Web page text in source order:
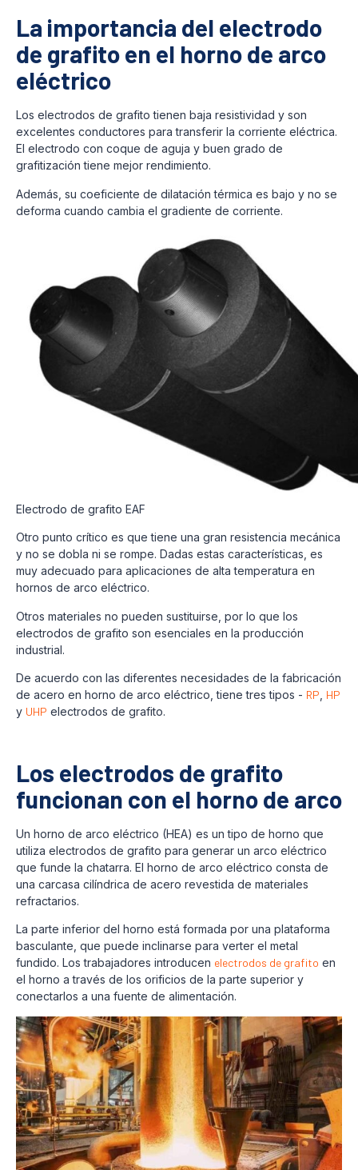
La importancia del electrodo
de grafito en el horno de arco
eléctrico
Los electrodos de grafito tienen baja resistividad y son
excelentes conductores para transferir la corriente eléctrica.
El electrodo con coque de aguja y buen grado de
grafitización tiene mejor rendimiento.
Además, su coeficiente de dilatación térmica es bajo y no se
deforma cuando cambia el gradiente de corriente.
Electrodo de grafito EAF
Otro punto crítico es que tiene una gran resistencia mecánica
y no se dobla ni se rompe. Dadas estas características, es
muy adecuado para aplicaciones de alta temperatura en
hornos de arco eléctrico.
Otros materiales no pueden sustituirse, por lo que los
electrodos de grafito son esenciales en la producción
industrial.
De acuerdo con las diferentes necesidades de la fabricación
de acero en horno de arco eléctrico, tiene tres tipos - RP HP
y UHP electrodos de grafito.
Los electrodos de grafito
funcionan con el horno de arco
Un horno de arco eléctrico (HEA) es un tipo de horno que
utiliza electrodos de grafito para generar un arco eléctrico
que funde la chatarra. El horno de arco eléctrico consta de
una carcasa cilíndrica de acero revestida de materiales
refractarios.
La parte inferior del horno está formada por una plataforma
basculante, que puede inclinarse para verter el metal
fundido. Los trabajadores introducen electrodos de grafito en
el horno a través de los orificios de la parte superior y
conectarlos a una fuente de alimentación.